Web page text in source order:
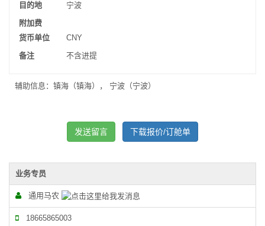
目的地
宁波
附加费
货币单位
CNY
备注
不含进提
辅助信息：镇海（镇海）， 宁波（宁波）
发送留言 下载报价/订舱单
业务专员
通用马农
18665865003